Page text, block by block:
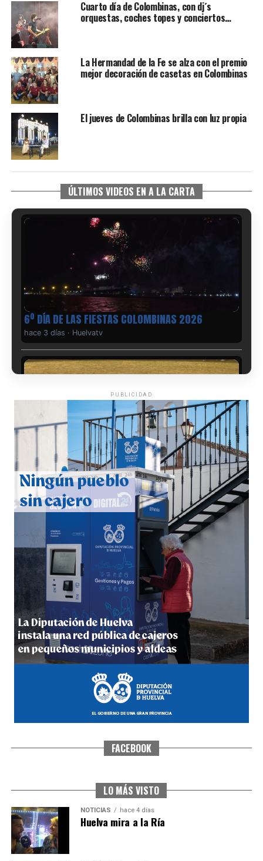
Cuarto día de Colombinas, con dj´s
orquestas, coches topes y conciertos…
La Hermandad de la Fe se alza con el premio
mejor decoración de casetas en Colombinas
El jueves de Colombinas brilla con luz propia
ÚLTIMOS VIDEOS EN A LA CARTA
6º DÍA DE LAS FIESTAS COLOMBINAS 2026
hace 3 días · Huelvatv
QUINTA CORRIDA DE LAS FIESTAS COLOMBINAS
2026
hace 4 días·Huelvatv
5º DÍA DE LAS FIESTAS COLOMBINAS 2026
hace 4 días·Huelvatv
CUARTA CORRIDA DE LAS FIESTAS COLOMBINAS
PUBLICIDAD
FACEBOOK
LO MÁS VISTO
NOTICIAS hace 4 días
Huelva mira a la Ría